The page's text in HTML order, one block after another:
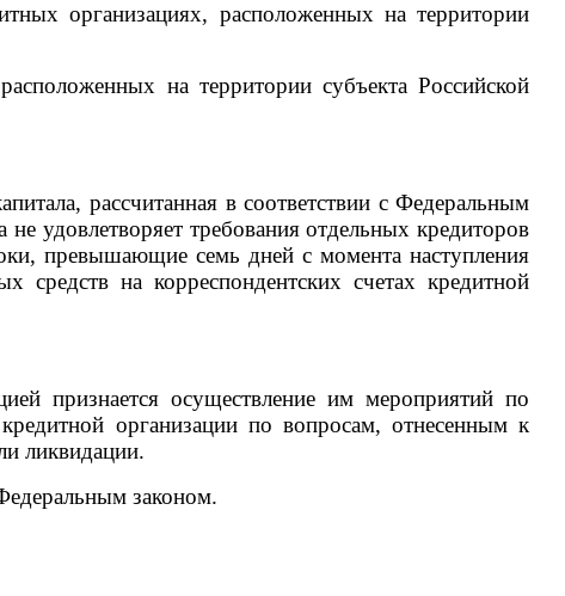
организациях, расположенных на территории
на территории субъекта Российской
рассчитанная в соответствии с Федеральным
удовлетворяет требования отдельных кредиторов
превышающие семь дней с момента наступления
на корреспондентских счетах кредитной
признается осуществление им мероприятий по
организации по вопросам, отнесенным к
ликвидации.
законом.